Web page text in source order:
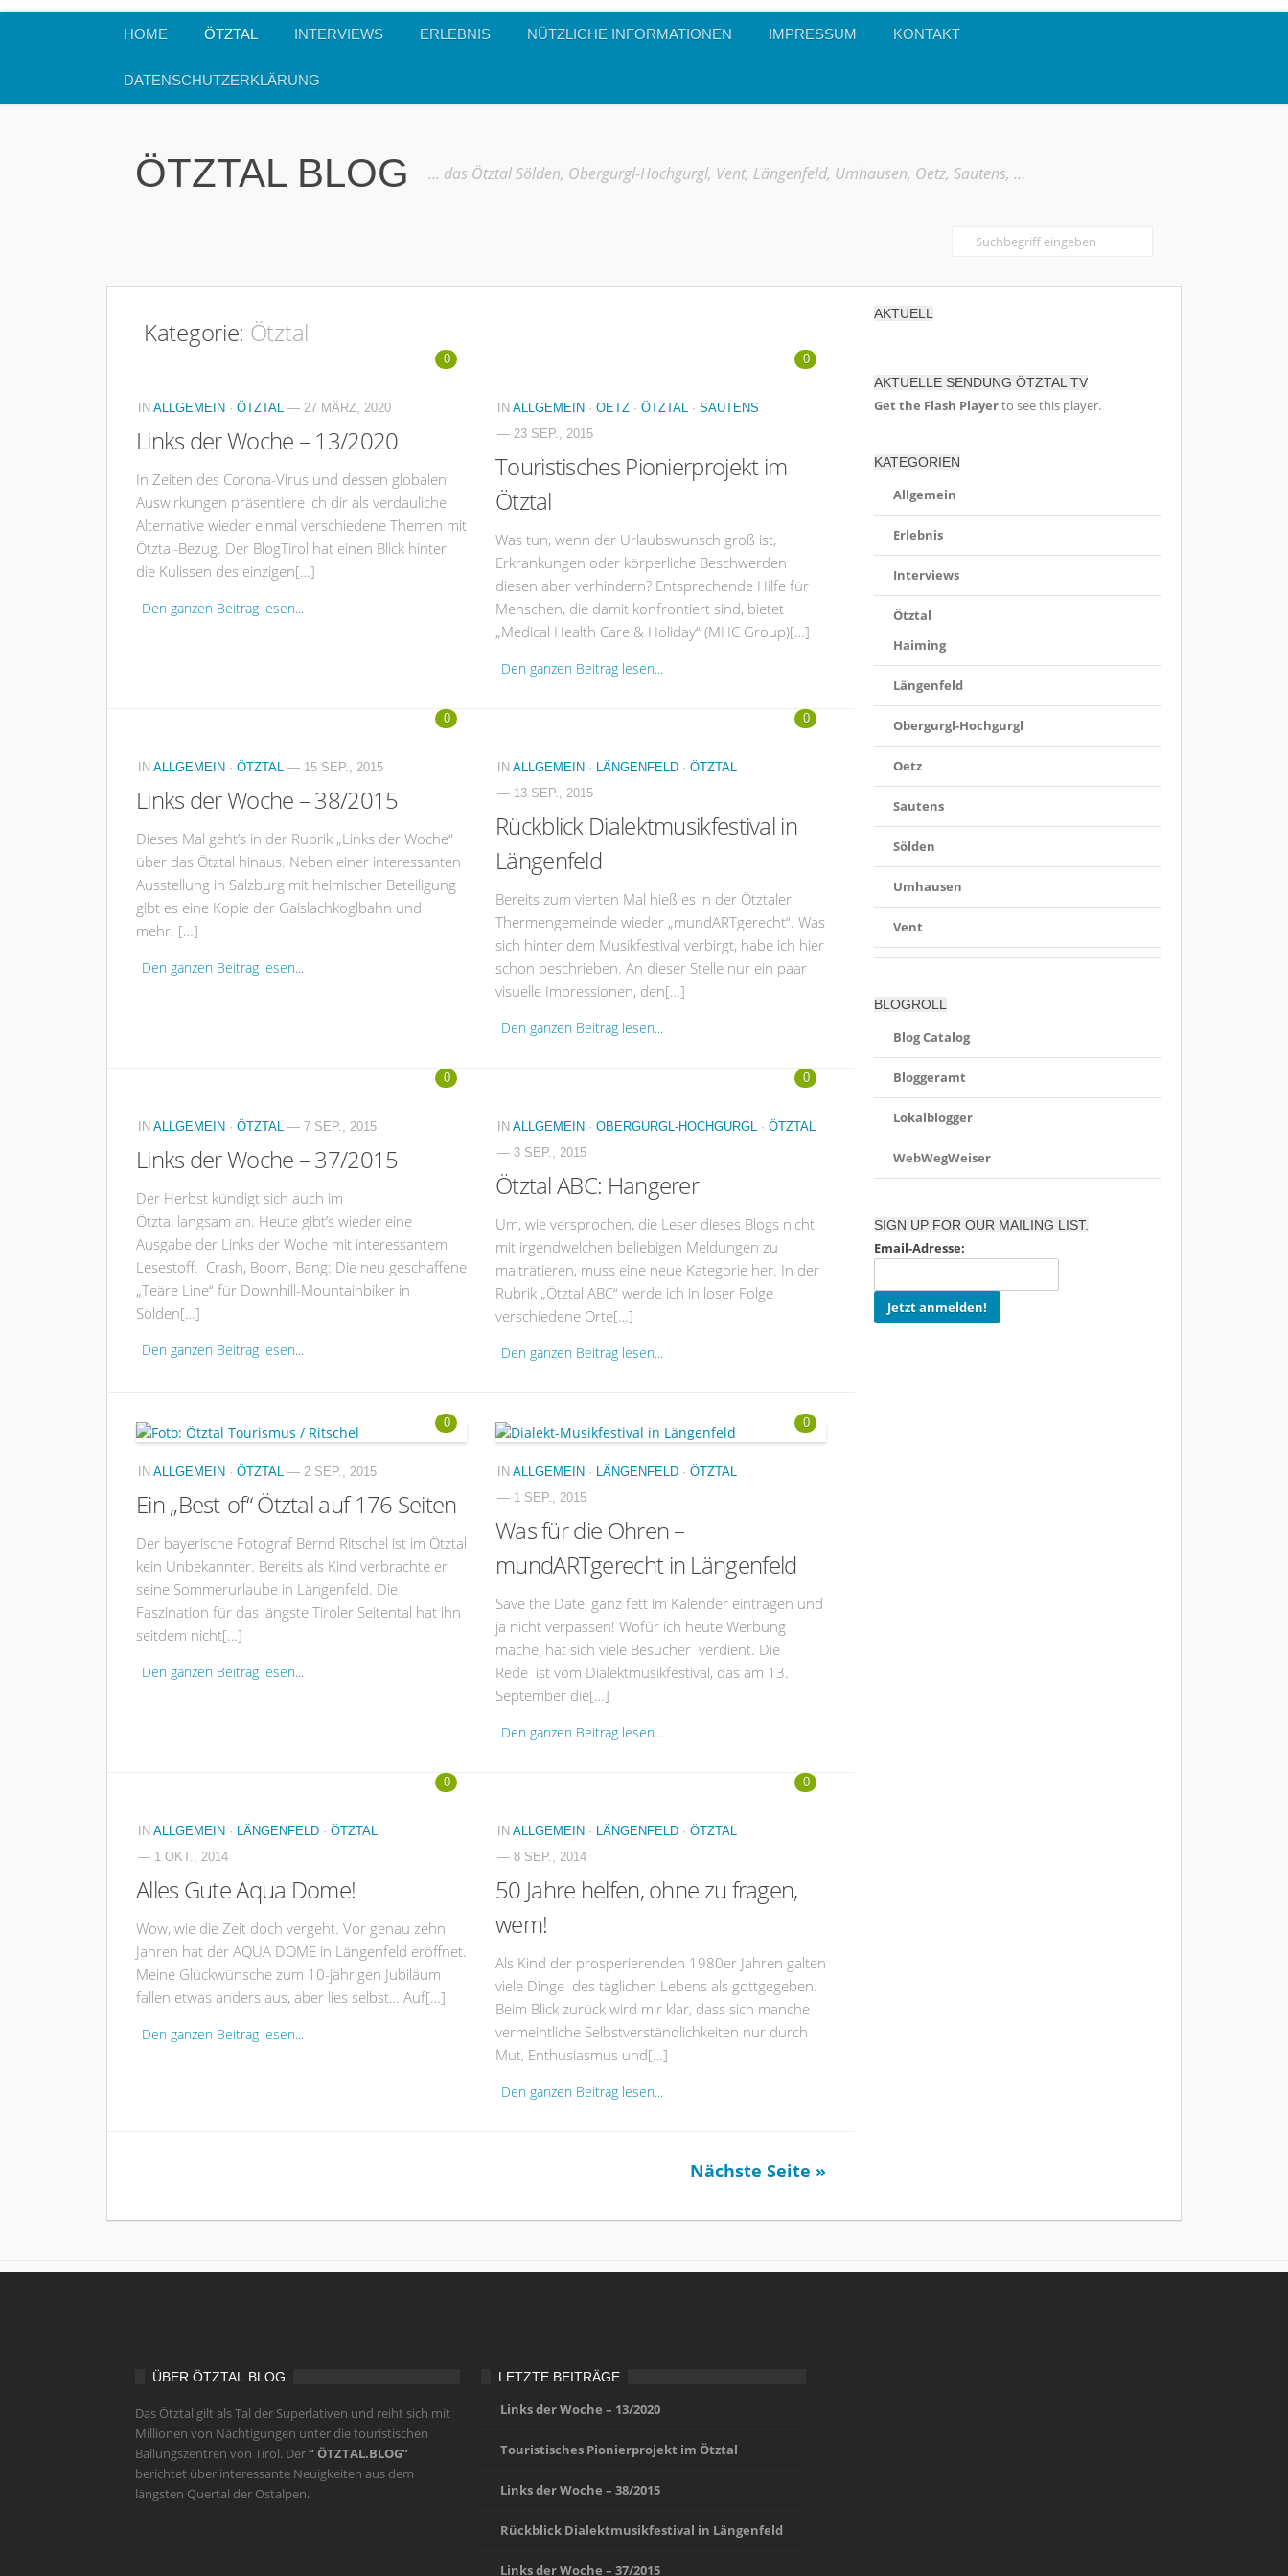
HOME ÖTZTAL INTERVIEWS ERLEBNIS NÜTZLICHE INFORMATIONEN IMPRESSUM KONTAKT
DATENSCHUTZERKLÄRUNG
ÖTZTAL BLOG … das Ötztal Sölden, Obergurgl-Hochgurgl, Vent, Längenfeld, Umhausen, Oetz, Sautens, …
Kategorie: Ötztal
0
IN ALLGEMEIN · ÖTZTAL — 27 MÄRZ, 2020
Links der Woche – 13/2020
In Zeiten des Corona-Virus und dessen globalen
Auswirkungen präsentiere ich dir als verdauliche
Alternative wieder einmal verschiedene Themen mit
Ötztal-Bezug. Der BlogTirol hat einen Blick hinter
die Kulissen des einzigen[…]
Den ganzen Beitrag lesen...
0
IN ALLGEMEIN · OETZ · ÖTZTAL · SAUTENS
— 23 SEP., 2015
Touristisches Pionierprojekt im
Ötztal
Was tun, wenn der Urlaubswunsch groß ist,
Erkrankungen oder körperliche Beschwerden
diesen aber verhindern? Entsprechende Hilfe für
Menschen, die damit konfrontiert sind, bietet
„Medical Health Care & Holiday“ (MHC Group)[…]
Den ganzen Beitrag lesen...
0
IN ALLGEMEIN · ÖTZTAL — 15 SEP., 2015
Links der Woche – 38/2015
Dieses Mal geht’s in der Rubrik „Links der Woche“
über das Ötztal hinaus. Neben einer interessanten
Ausstellung in Salzburg mit heimischer Beteiligung
gibt es eine Kopie der Gaislachkoglbahn und
mehr. […]
Den ganzen Beitrag lesen...
0
IN ALLGEMEIN · LÄNGENFELD · ÖTZTAL
— 13 SEP., 2015
Rückblick Dialektmusikfestival in
Längenfeld
Bereits zum vierten Mal hieß es in der Ötztaler
Thermengemeinde wieder „mundARTgerecht“. Was
sich hinter dem Musikfestival verbirgt, habe ich hier
schon beschrieben. An dieser Stelle nur ein paar
visuelle Impressionen, den[…]
Den ganzen Beitrag lesen...
0
IN ALLGEMEIN · ÖTZTAL — 7 SEP., 2015
Links der Woche – 37/2015
Der Herbst kündigt sich auch im
Ötztal langsam an. Heute gibt’s wieder eine
Ausgabe der Links der Woche mit interessantem
Lesestoff. Crash, Boom, Bang: Die neu geschaffene
„Teäre Line“ für Downhill-Mountainbiker in
Sölden[…]
Den ganzen Beitrag lesen...
0
IN ALLGEMEIN · OBERGURGL-HOCHGURGL · ÖTZTAL
— 3 SEP., 2015
Ötztal ABC: Hangerer
Um, wie versprochen, die Leser dieses Blogs nicht
mit irgendwelchen beliebigen Meldungen zu
malträtieren, muss eine neue Kategorie her. In der
Rubrik „Ötztal ABC“ werde ich in loser Folge
verschiedene Orte[…]
Den ganzen Beitrag lesen...
0
IN ALLGEMEIN · ÖTZTAL — 2 SEP., 2015
Ein „Best-of“ Ötztal auf 176 Seiten
Der bayerische Fotograf Bernd Ritschel ist im Ötztal
kein Unbekannter. Bereits als Kind verbrachte er
seine Sommerurlaube in Längenfeld. Die
Faszination für das längste Tiroler Seitental hat ihn
seitdem nicht[…]
Den ganzen Beitrag lesen...
0
IN ALLGEMEIN · LÄNGENFELD · ÖTZTAL
— 1 SEP., 2015
Was für die Ohren –
mundARTgerecht in Längenfeld
Save the Date, ganz fett im Kalender eintragen und
ja nicht verpassen! Wofür ich heute Werbung
mache, hat sich viele Besucher verdient. Die
Rede ist vom Dialektmusikfestival, das am 13.
September die[…]
Den ganzen Beitrag lesen...
0
IN ALLGEMEIN · LÄNGENFELD · ÖTZTAL
— 1 OKT., 2014
Alles Gute Aqua Dome!
Wow, wie die Zeit doch vergeht. Vor genau zehn
Jahren hat der AQUA DOME in Längenfeld eröffnet.
Meine Glückwünsche zum 10-jährigen Jubiläum
fallen etwas anders aus, aber lies selbst… Auf[…]
Den ganzen Beitrag lesen...
0
IN ALLGEMEIN · LÄNGENFELD · ÖTZTAL
— 8 SEP., 2014
50 Jahre helfen, ohne zu fragen,
wem!
Als Kind der prosperierenden 1980er Jahren galten
viele Dinge des täglichen Lebens als gottgegeben.
Beim Blick zurück wird mir klar, dass sich manche
vermeintliche Selbstverständlichkeiten nur durch
Mut, Enthusiasmus und[…]
Den ganzen Beitrag lesen...
Nächste Seite »
AKTUELL
AKTUELLE SENDUNG ÖTZTAL TV
Get the Flash Playerto see this player.
KATEGORIEN
Allgemein
Erlebnis
Interviews
Ötztal
Haiming
Längenfeld
Obergurgl-Hochgurgl
Oetz
Sautens
Sölden
Umhausen
Vent
BLOGROLL
Blog Catalog
Bloggeramt
Lokalblogger
WebWegWeiser
SIGN UP FOR OUR MAILING LIST.
Email-Adresse:
ÜBER ÖTZTAL.BLOG
Das Ötztal gilt als Tal der Superlativen und reiht sich mit
Millionen von Nächtigungen unter die touristischen
Ballungszentren von Tirol. Der“ ÖTZTAL.BLOG”
berichtet über interessante Neuigkeiten aus dem
längsten Quertal der Ostalpen.
LETZTE BEITRÄGE
Links der Woche – 13/2020
Touristisches Pionierprojekt im Ötztal
Links der Woche – 38/2015
Rückblick Dialektmusikfestival in Längenfeld
Links der Woche – 37/2015